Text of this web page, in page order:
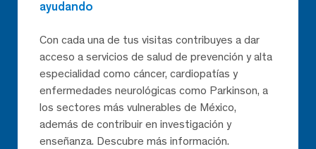
ayudando
Con cada una de tus visitas contribuyes a dar
acceso a servicios de salud de prevención y alta
especialidad como cáncer, cardiopatías y
enfermedades neurológicas como Parkinson, a
los sectores más vulnerables de México,
además de contribuir en investigación y
enseñanza. Descubre más información.